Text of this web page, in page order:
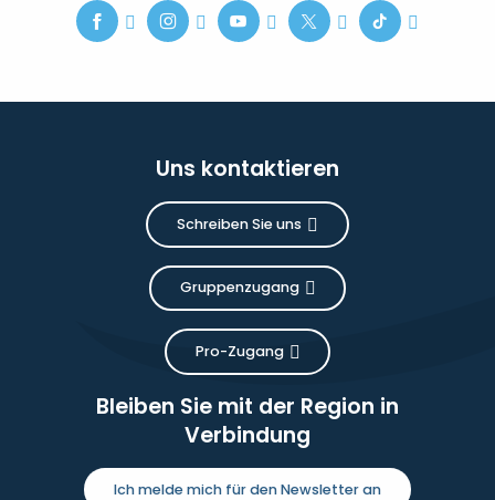
Uns kontaktieren
Schreiben Sie uns
Gruppenzugang
Pro-Zugang
Bleiben Sie mit der Region in
Verbindung
Ich melde mich für den Newsletter an